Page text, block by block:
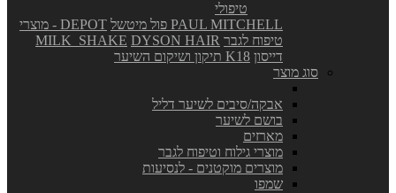
טיפולי
PAUL MITCHELL פול מיטשל
DEPOT - מוצרי
טיפוח לגבר
MILK_SHAKE DYSON HAIR
דייסון K18 תיקון ושיקום השיער
סוג מוצר
אבקה/סיבים לשיער דליל
בושם לשיער
מארזים
מוצרי גילוח וטיפוח לגבר
מוצרים מוקטנים - לנסיעות
שמפו